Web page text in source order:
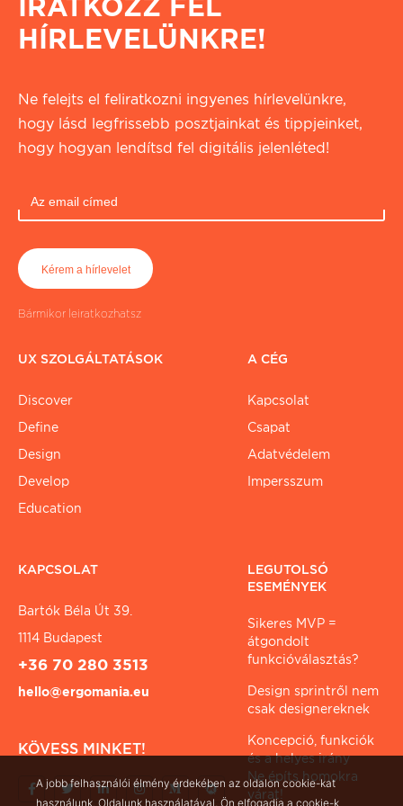
HÍRLEVELÜNKRE!
Ne felejts el feliratkozni ingyenes hírlevelünkre,
hogy lásd legfrissebb posztjainkat és tippjeinket,
hogy hogyan lendítsd fel digitális jelenléted!
Bármikor leiratkozhatsz
UX SZOLGÁLTATÁSOK
Discover
Define
Design
Develop
Education
A CÉG
Kapcsolat
Csapat
Adatvédelem
Impersszum
KAPCSOLAT
Bartók Béla Út 39.
1114 Budapest
+36 70 280 3513
hello@ergomania.eu
KÖVESS MINKET!
LEGUTOLSÓ
ESEMÉNYEK
Sikeres MVP =
átgondolt
funkcióválasztás?
Design sprintről nem
csak designereknek
Koncepció, funkciók
és a helyes irány
Ne építs homokra
várat!
A jobb felhasználói élmény érdekében az oldalon cookie-kat
használunk. Oldalunk használatával, Ön elfogadja a cookie-k